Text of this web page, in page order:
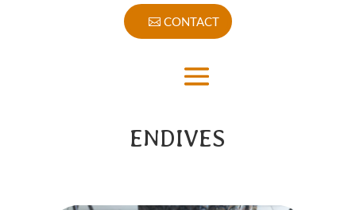
CONTACT
ENDIVES